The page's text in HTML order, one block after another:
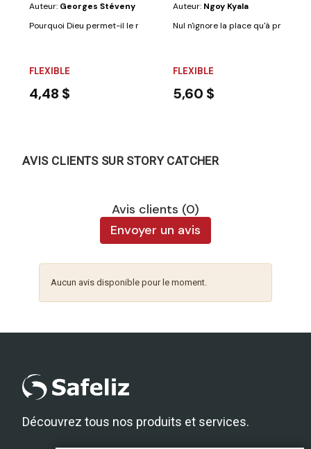
Auteur: Georges Stéveny
Pourquoi Dieu permet-il le mal d'exister ? Voici, en peu de pages, une
FLEXIBLE
4,48 $
Auteur: Ngoy Kyala
Nul n'ignore la place qu'à prise la
FLEXIBLE
5,60 $
AVIS CLIENTS SUR STORY CATCHER
Avis clients (0)
Envoyer un avis
Aucun avis disponible pour le moment.
Découvrez tous nos produits et services.